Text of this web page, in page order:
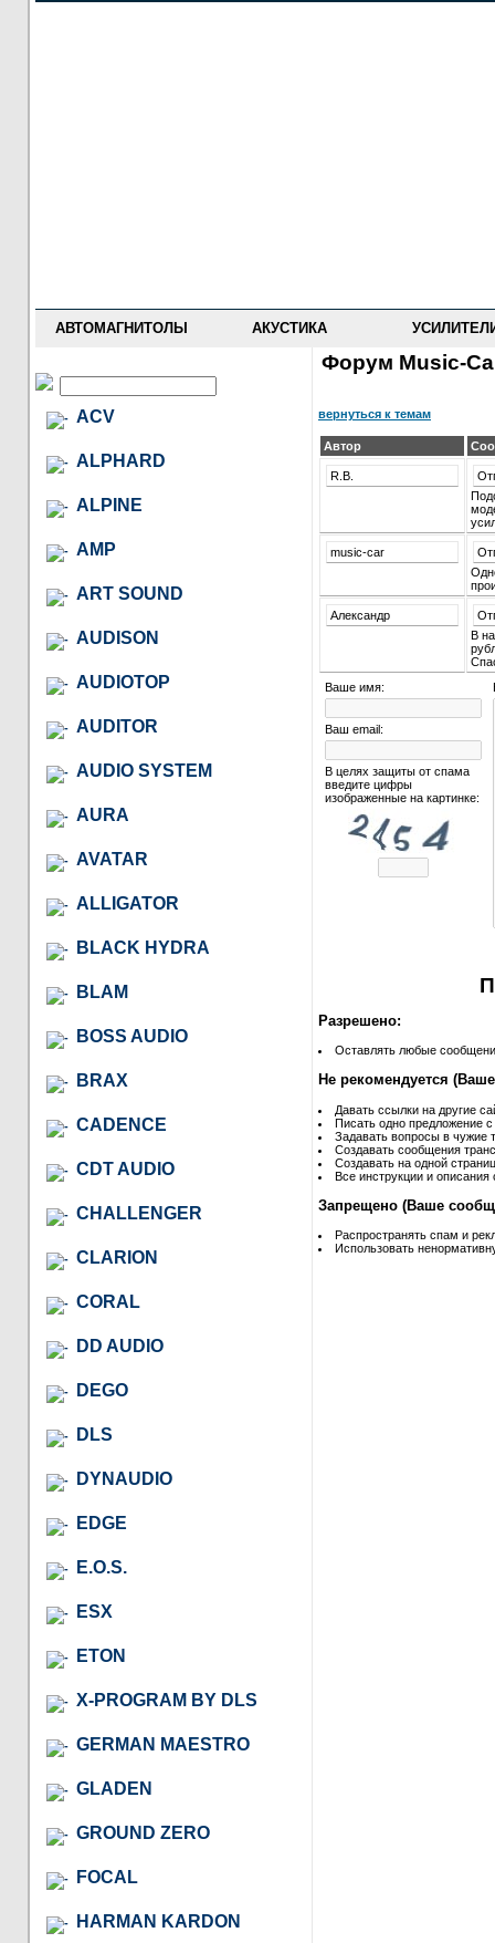
АВТОМАГНИТОЛЫ АКУСТИКА
ACV
ALPHARD
ALPINE
AMP
ART SOUND
AUDISON
AUDIOTOP
AUDITOR
AUDIO SYSTEM
AURA
AVATAR
ALLIGATOR
BLACK HYDRA
BLAM
BOSS AUDIO
BRAX
CADENCE
CDT AUDIO
CHALLENGER
CLARION
CORAL
DD AUDIO
DEGO
DLS
DYNAUDIO
EDGE
E.O.S.
ESX
ETON
X-PROGRAM BY DLS
GERMAN MAESTRO
GLADEN
GROUND ZERO
FOCAL
HARMAN KARDON
Форум Music-
вернуться к темам
Автор
R.B.
music-car
Александр
В
Ваше имя:
Ваш email:
В целях защиты от спама
введите цифры
изображенные на картинке:
Разрешено:
Оставлять любые
Не рекомендуется
Давать ссылки на другие
Писать одно предложение
Задавать вопросы в чужие
Создавать сообщения
Создавать на одной
Все инструкции и описания
Запрещено (Ваше
Распространять спам и
Использовать